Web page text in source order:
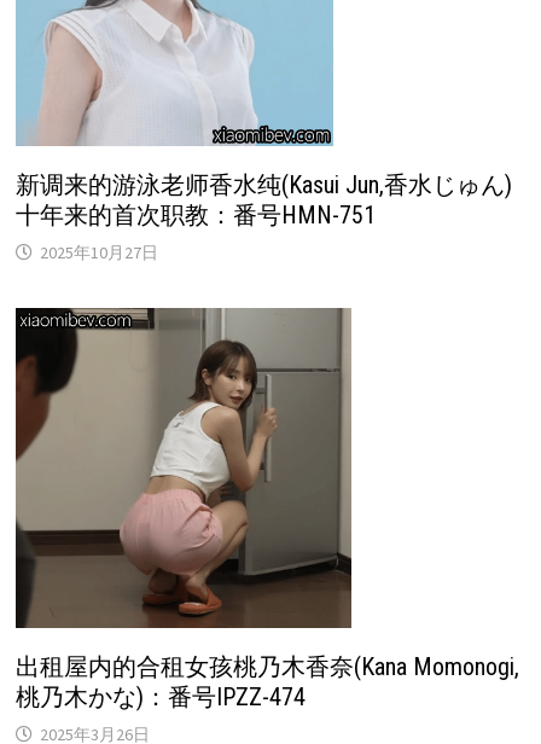
新调来的游泳老师香水纯(Kasui Jun,香水じゅん)
十年来的首次职教：番号HMN-751
2025年10月27日
出租屋内的合租女孩桃乃木香奈(Kana Momonogi,
桃乃木かな)：番号IPZZ-474
2025年3月26日